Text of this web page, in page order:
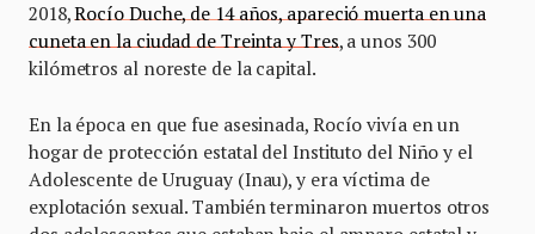
2018,Rocío Duche, de 14 años, apareció muerta en una
cuneta en la ciudad de Treinta y Tres, a unos 300
kilómetros al noreste de la capital.
En la época en que fue asesinada, Rocío vivía en un
hogar de protección estatal del Instituto del Niño y el
Adolescente de Uruguay (Inau), y era víctima de
explotación sexual. También terminaron muertos otros